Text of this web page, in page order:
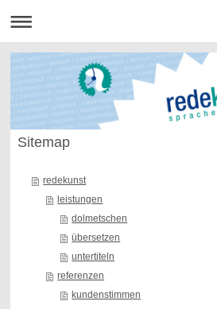
Sitemap
redekunst
leistungen
dolmetschen
übersetzen
untertiteln
referenzen
kundenstimmen